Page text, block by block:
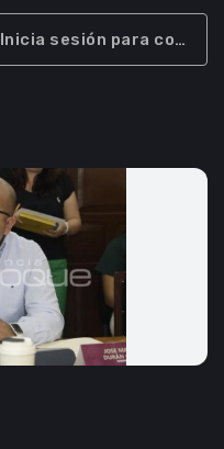
Inicia sesión para